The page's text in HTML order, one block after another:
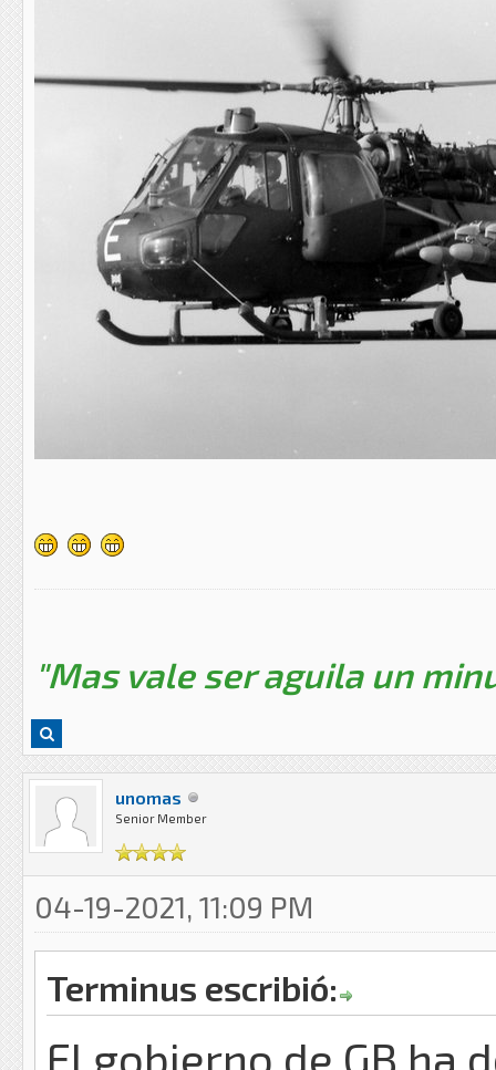
"Mas vale ser aguila un
unomas
Senior Member
04-19-2021, 11:09 PM
Terminus escribió:
El gobierno de GB ha